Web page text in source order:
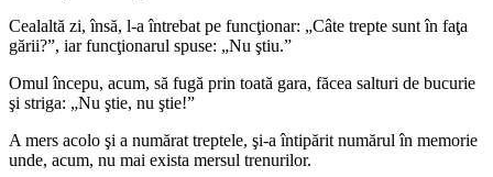
Cealaltă zi, însă, l-a întrebat pe funcţionar: „Câte trepte sunt în faţa
gării?”, iar funcţionarul spuse: „Nu ştiu.”
Omul începu, acum, să fugă prin toată gara, făcea salturi de bucurie
şi striga: „Nu ştie, nu ştie!”
A mers acolo şi a numărat treptele, şi-a întipărit numărul în memorie
unde, acum, nu mai exista mersul trenurilor.